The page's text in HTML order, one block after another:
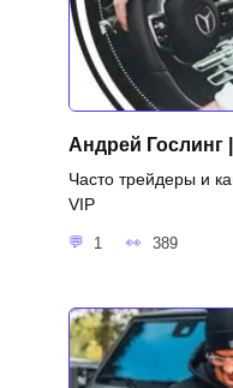
Андрей Гослинг
Часто трейдеры и
VIP
1 389